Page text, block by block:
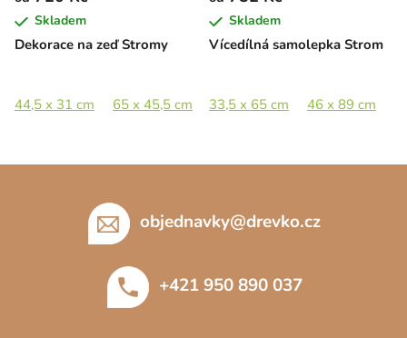
Dekorace na zeď Stromy
Skladem
44,5 x 31 cm 65 x 45,5 cm 89 x 62,5 cm 127 x 89 cm
Vícedílná samolepka Strom
Skladem
33,5 x 65 cm 46 x 89 cm
objednavky@drevko.cz
+421 950 890 037